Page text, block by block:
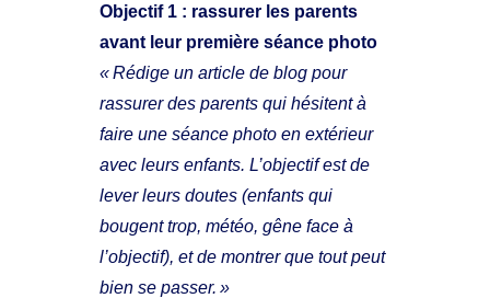
Objectif 1 : rassurer les parents
avant leur première séance photo
« Rédige un article de blog pour
rassurer des parents qui hésitent à
faire une séance photo en extérieur
avec leurs enfants. L’objectif est de
lever leurs doutes (enfants qui
bougent trop, météo, gêne face à
l’objectif), et de montrer que tout peut
bien se passer. »